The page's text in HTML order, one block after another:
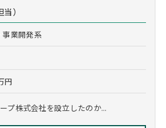
）
事業開発系
円
プ株式会社を設立したのか...